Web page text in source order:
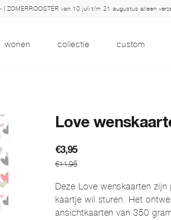
ZOMERROOSTER van 10 juli t/m 21 augustus alleen
wonen collectie custom
Love
€11,95
Oorspronkelijke
prijs
€11,95.
€3,95
Huidige
prijs
€3,95.
Deze Love wenskaarten
kaartje wil sturen. Het
ansichtkaarten van 350